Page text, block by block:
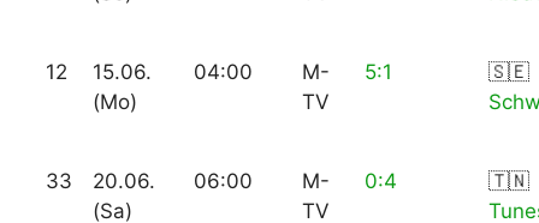
12
15.06.
(Mo)
04:00
M-
TV
5:1
🇸🇪
33
20.06.
(Sa)
06:00
M-
TV
0:4
🇹🇳